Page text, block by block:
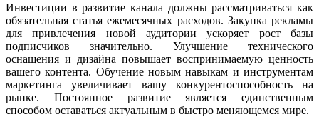
Инвестиции в развитие канала должны рассматриваться как
обязательная статья ежемесячных расходов. Закупка рекламы
для привлечения новой аудитории ускоряет рост базы
подписчиков значительно. Улучшение технического
оснащения и дизайна повышает воспринимаемую ценность
вашего контента. Обучение новым навыкам и инструментам
маркетинга увеличивает вашу конкурентоспособность на
рынке. Постоянное развитие является единственным
способом оставаться актуальным в быстро меняющемся мире.